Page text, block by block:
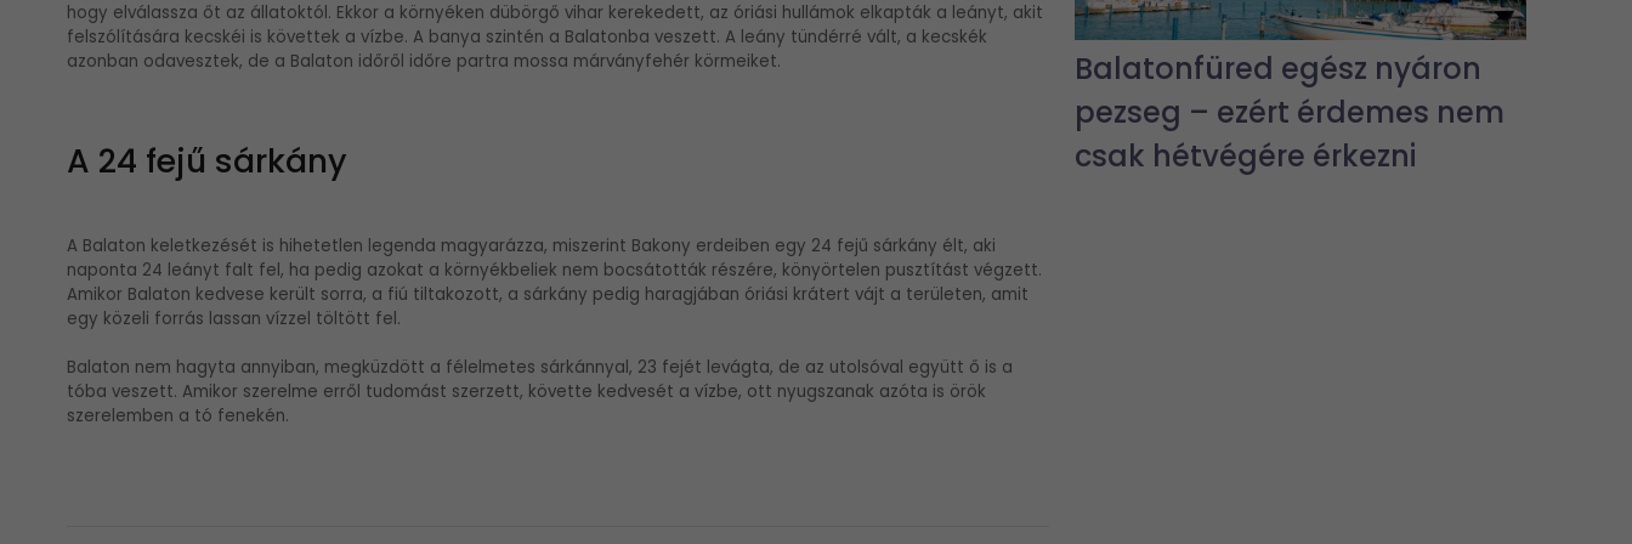
hogy elválassza őt az állatoktól. Ekkor a környéken dübörgő vihar kerekedett, az óriási hullámok elkapták a leányt, akit
felszólítására kecskéi is követtek a vízbe. A banya szintén a Balatonba veszett. A leány tündérré vált, a kecskék
azonban odavesztek, de a Balaton időről időre partra mossa márványfehér körmeiket.
A 24 fejű sárkány
A Balaton keletkezését is hihetetlen legenda magyarázza, miszerint Bakony erdeiben egy 24 fejű sárkány élt, aki
naponta 24 leányt falt fel, ha pedig azokat a környékbeliek nem bocsátották részére, könyörtelen pusztítást végzett.
Amikor Balaton kedvese került sorra, a fiú tiltakozott, a sárkány pedig haragjában óriási krátert vájt a területen, amit
egy közeli forrás lassan vízzel töltött fel.
Balaton nem hagyta annyiban, megküzdött a félelmetes sárkánnyal, 23 fejét levágta, de az utolsóval együtt ő is a
tóba veszett. Amikor szerelme erről tudomást szerzett, követte kedvesét a vízbe, ott nyugszanak azóta is örök
szerelemben a tó fenekén.
Balatonfüred egész nyáron
pezseg – ezért érdemes nem
csak hétvégére érkezni